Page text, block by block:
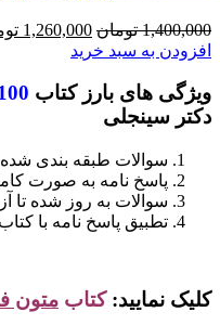
1,400,000 تومان قیمت
اصلی
بود.
1,260,000
افزودن به سبد خرید
ویژگی های بارز کتاب 1100
دکتر سینجلی
سوالات طبقه بندی شده
پاسخ نامه به صورت
سوالات به روز شده تا
تطبیق پاسخ نامه با
کلیک نمایید: کتاب متون